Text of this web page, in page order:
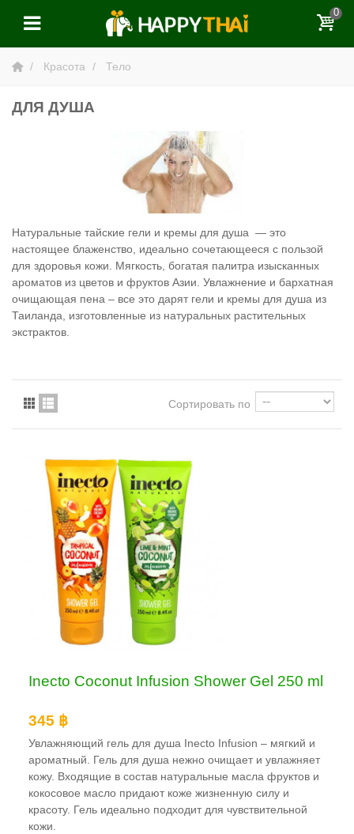
0
Красота Тело
ДЛЯ ДУША
Натуральные тайские гели и кремы для душа — это
настоящее блаженство, идеально сочетающееся с пользой
для здоровья кожи. Мягкость, богатая палитра изысканных
ароматов из цветов и фруктов Азии. Увлажнение и бархатная
очищающая пена – все это дарят гели и кремы для душа из
Таиланда, изготовленные из натуральных растительных
экстрактов.
Сортировать по
Inecto Coconut Infusion Shower Gel 250 ml
345 ฿
Увлажняющий гель для душа Inecto Infusion – мягкий и
ароматный. Гель для душа нежно очищает и увлажняет
кожу. Входящие в состав натуральные масла фруктов и
кокосовое масло придают коже жизненную силу и
красоту. Гель идеально подходит для чувствительной
кожи.